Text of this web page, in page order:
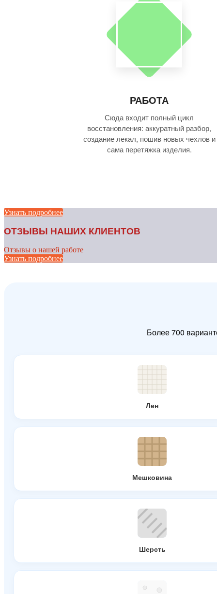
РАБОТА
Сюда входит полный цикл
восстановления: аккуратный разбор,
создание лекал, пошив новых чехлов и
сама перетяжка изделия.
Узнать подробнее
ОТЗЫВЫ НАШИХ КЛИЕНТОВ
Отзывы о нашей работе
Узнать подробнее
Более 700
Лен
Мешковина
Шерсть